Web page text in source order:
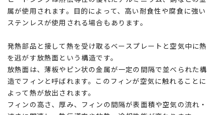
属が使用されます。目的によって、高い耐食性や腐食に強い
ステンレスが使用される場合もあります。
発熱部品と接して熱を受け取るベースプレートと空気中に熱
を逃がす放熱面という構造です。
放熱面は、薄板やピン状の金属が一定の間隔で並べられた構
造でフィンと呼ばれます。このフィンが空気に触れることに
よって熱が放出されます。
フィンの高さ、厚み、フィンの間隔が表面積や空気の流れ・